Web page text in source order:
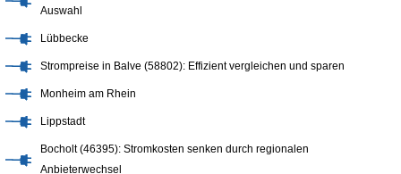
Auswahl
Lübbecke
Strompreise in Balve (58802): Effizient vergleichen und sparen
Monheim am Rhein
Lippstadt
Bocholt (46395): Stromkosten senken durch regionalen
Anbieterwechsel